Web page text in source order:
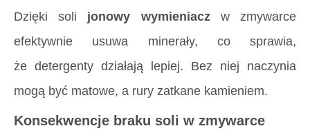
Dzięki soli jonowy wymieniaczw zmywarce
efektywnie usuwa minerały, co sprawia,
że detergenty działają lepiej. Bez niej naczynia
mogą być matowe, a rury zatkane kamieniem.
Konsekwencje braku soli w zmywarce